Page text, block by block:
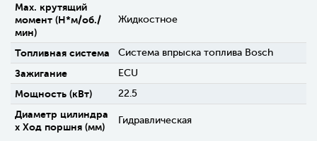
Max. крутящий
момент (H*м/об./
мин)
Жидкостное
Топливная система Система впрыска топлива Bosch
Зажигание ECU
Мощность (кВт) 22.5
Диаметр цилиндра
х Ход поршня (мм)
Гидравлическая